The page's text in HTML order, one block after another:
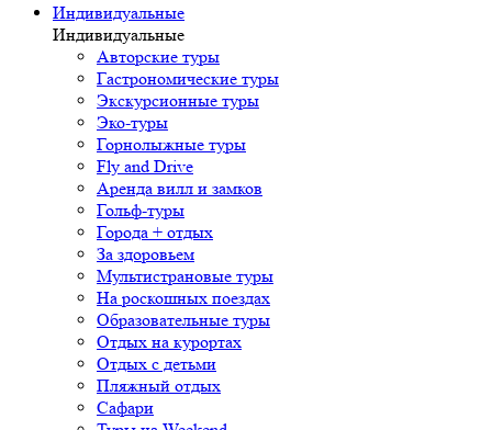
Индивидуальные
Индивидуальные
Авторские туры
Гастрономические туры
Экскурсионные туры
Эко-туры
Горнолыжные туры
Fly and Drive
Аренда вилл и замков
Гольф-туры
Города + отдых
За здоровьем
Мультистрановые туры
На роскошных поездах
Образовательные туры
Отдых на курортах
Отдых с детьми
Пляжный отдых
Сафари